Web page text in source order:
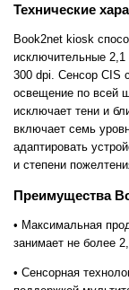
Технические
Book2net kiosk
исключительные
300 dpi. Сенсор CIS
освещение по всей
исключает тени и
включает семь
адаптировать
и степени
Преимущества
• Максимальная
занимает не более
• Сенсорная